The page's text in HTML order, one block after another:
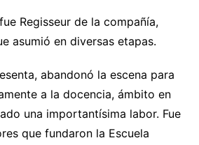
Regisseur de la compañía,
asumió en diversas etapas.
abandonó la escena para
a la docencia, ámbito en
una importantísima labor. Fue
que fundaron la Escuela